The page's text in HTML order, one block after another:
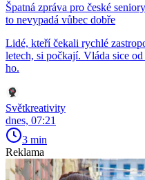
Špatná zpráva pro české
to nevypadá vůbec dobře
Lidé, kteří čekali rychlé
letech, si počkají. Vláda sice
ho.
Světkreativity
dnes, 07:21
3 min
Reklama